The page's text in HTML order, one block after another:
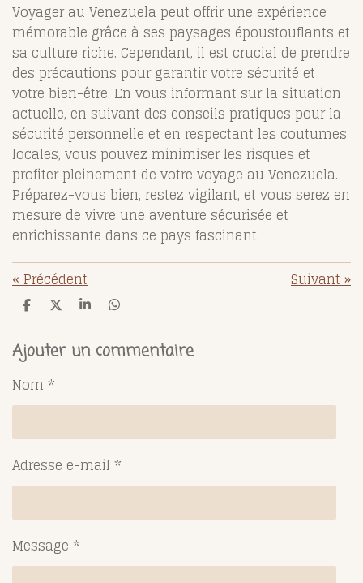
Voyager au Venezuela peut offrir une expérience
mémorable grâce à ses paysages époustouflants et
sa culture riche. Cependant, il est crucial de prendre
des précautions pour garantir votre sécurité et
votre bien-être. En vous informant sur la situation
actuelle, en suivant des conseils pratiques pour la
sécurité personnelle et en respectant les coutumes
locales, vous pouvez minimiser les risques et
profiter pleinement de votre voyage au Venezuela.
Préparez-vous bien, restez vigilant, et vous serez en
mesure de vivre une aventure sécurisée et
enrichissante dans ce pays fascinant.
«Précédent Suivant»
P
t
a
e
r
P
t
a
r
P
t
a
r
P
t
a
r
Ajouter un commentaire
Nom *
Adresse e-mail *
Message *